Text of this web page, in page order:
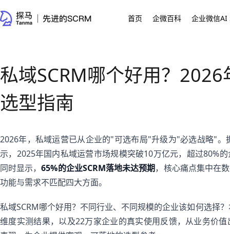
首页 企微百科 企业微信AI
私域SCRM哪个好用？
选型指南
2026年，私域运营已从企业的"可选布局"升级为"必选战略"
示，2025年国内私域运营市场规模突破10万亿元，超过80%
同时显示，65%的企业SCRM落地未达预期，核心痛点集中在
功能与需求不匹配四大方面。
私域SCRM哪个好用？不同行业、不同规模的企业该如何选择
维度实测结果，以及22万家企业的真实使用反馈，从业务价